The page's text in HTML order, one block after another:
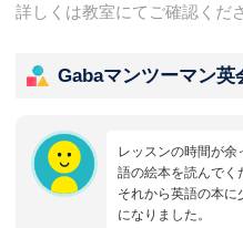
詳しくは教室にてご確認くだ
Gabaマンツーマン英
レッスンの時間が余
語の絵本を読んでく
それから英語の本に
になりました。